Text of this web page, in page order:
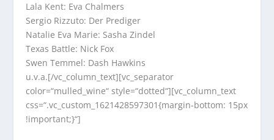
Lala Kent: Eva Chalmers
Sergio Rizzuto: Der Prediger
Natalie Eva Marie: Sasha Zindel
Texas Battle: Nick Fox
Swen Temmel: Dash Hawkins
u.v.a.[/vc_column_text][vc_separator
color=“mulled_wine“ style=“dotted“][vc_column_text
css=“.vc_custom_1621428597301{margin-bottom: 15px
!important;}“]